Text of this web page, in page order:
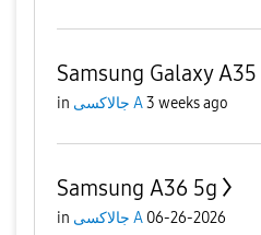
Samsung Galaxy A35
in جالاكسى A3 weeks ago
Samsung A36 5g
in جالاكسى A 06-26-2026